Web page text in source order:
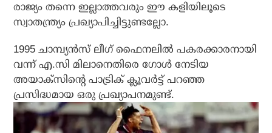
രാജ്യം തന്നെ ഇല്ലാത്തവരും ഈ കളിയിലൂടെ
സ്വാതന്ത്ര്യം പ്രഖ്യാപിച്ചിട്ടുണ്ടല്ലോ.
1995 ചാമ്പ്യന്‍സ് ലീഗ് ഫൈനലില്‍ പകരക്കാരനായി
വന്ന് എ.സി മിലാനെതിരെ ഗോള്‍ നേടിയ
അയാക്‌സിന്റെ പാട്രിക് ക്ലൂവര്‍ട്ട് പറഞ്ഞ
പ്രസിദ്ധമായ ഒരു പ്രഖ്യാപനമുണ്ട്.